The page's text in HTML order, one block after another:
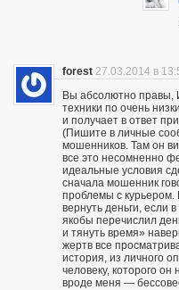
forest 27.03.2014 в
Вы абсолютно правы,
техники по очень
и получает в ответ
(Пишите в личные
мошенников. Там он
все это несомненно
идеальные условия
сначала мошенник
проблемы с курьером.
вернуть деньги, если
якобы перечислил
и тянуть время»
жертв все
история, из личного
человеку, которого
вроде меня —